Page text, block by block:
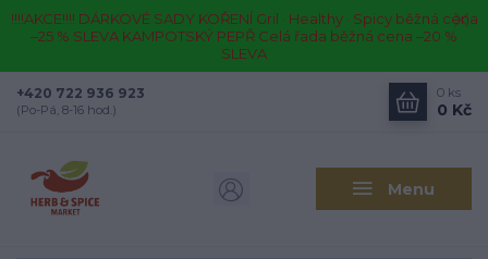
!!!!AKCE!!!! DÁRKOVÉ SADY KOŘENÍ Gril · Healthy · Spicy běžná cena
–25 % SLEVA KAMPOTSKÝ PEPŘ Celá řada běžná cena –20 %
SLEVA
Menu
+420 722 936 923
(Po-Pá, 8-16 hod.)
0 ks
0 Kč